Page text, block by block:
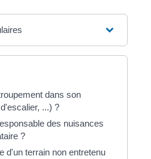
dans son
...) ?
des nuisances
?
d'un terrain non entretenu